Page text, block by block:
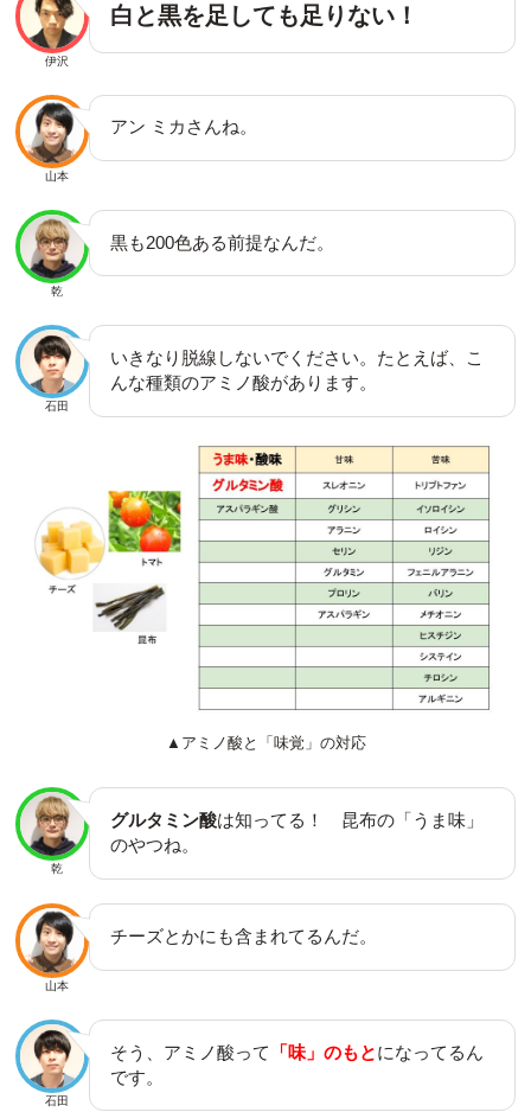
伊沢
白と黒を足しても足りない！
山本
アン ミカさんね。
乾
黒も200色ある前提なんだ。
石田
いきなり脱線しないでください。たとえば、こ
んな種類のアミノ酸があります。
▲アミノ酸と「味覚」の対応
乾
グルタミン酸は知ってる！ 昆布の「うま味」
のやつね。
山本
チーズとかにも含まれてるんだ。
石田
そう、アミノ酸って 「味」のもとになってるん
です。